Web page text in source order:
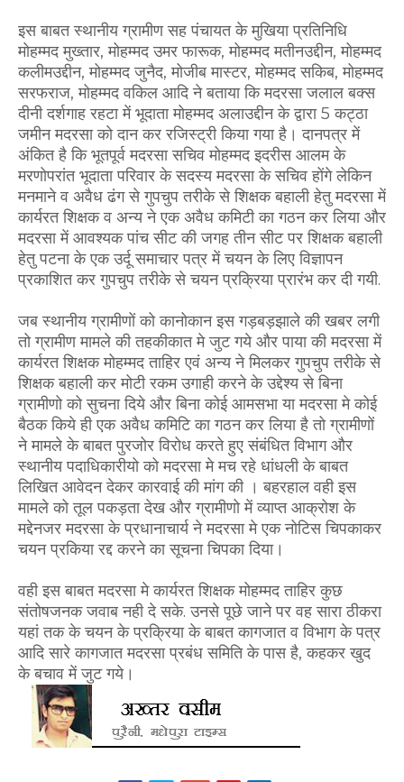
इस बाबत स्थानीय ग्रामीण सह पंचायत के मुखिया प्रतिनिधि
मोहम्मद मुख्तार, मोहम्मद उमर फारूक, मोहम्मद मतीनउद्दीन, मोहम्मद
कलीमउद्दीन, मोहम्मद जुनैद, मोजीब मास्टर, मोहम्मद सकिब, मोहम्मद
सरफराज, मोहम्मद वकिल आदि ने बताया कि मदरसा जलाल बक्स
दीनी दर्शगाह रहटा में भूदाता मोहम्मद अलाउद्दीन के द्वारा 5 कट्ठा
जमीन मदरसा को दान कर रजिस्ट्री किया गया है। दानपत्र में
अंकित है कि भूतपूर्व मदरसा सचिव मोहम्मद इदरीस आलम के
मरणोपरांत भूदाता परिवार के सदस्य मदरसा के सचिव होंगे लेकिन
मनमाने व अवैध ढंग से गुपचुप तरीके से शिक्षक बहाली हेतु मदरसा में
कार्यरत शिक्षक व अन्य ने एक अवैध कमिटी का गठन कर लिया और
मदरसा में आवश्यक पांच सीट की जगह तीन सीट पर शिक्षक बहाली
हेतु पटना के एक उर्दू समाचार पत्र में चयन के लिए विज्ञापन
प्रकाशित कर गुपचुप तरीके से चयन प्रक्रिया प्रारंभ कर दी गयी.
जब स्थानीय ग्रामीणों को कानोकान इस गड़बड़झाले की खबर लगी
तो ग्रामीण मामले की तहकीकात मे जुट गये और पाया की मदरसा में
कार्यरत शिक्षक मोहम्मद ताहिर एवं अन्य ने मिलकर गुपचुप तरीके से
शिक्षक बहाली कर मोटी रकम उगाही करने के उद्देश्य से बिना
ग्रामीणो को सुचना दिये और बिना कोई आमसभा या मदरसा मे कोई
बैठक किये ही एक अवैध कमिटि का गठन कर लिया है तो ग्रामीणों
ने मामले के बाबत पुरजोर विरोध करते हुए संबंधित विभाग और
स्थानीय पदाधिकारीयो को मदरसा मे मच रहे धांधली के बाबत
लिखित आवेदन देकर कारवाई की मांग की । बहरहाल वही इस
मामले को तूल पकड़ता देख और ग्रामीणो में व्याप्त आक्रोश के
मद्देनजर मदरसा के प्रधानाचार्य ने मदरसा मे एक नोटिस चिपकाकर
चयन प्रकिया रद्द करने का सूचना चिपका दिया।
वही इस बाबत मदरसा मे कार्यरत शिक्षक मोहम्मद ताहिर कुछ
संतोषजनक जवाब नही दे सके. उनसे पूछे जाने पर वह सारा ठीकरा
यहां तक के चयन के प्रक्रिया के बाबत कागजात व विभाग के पत्र
आदि सारे कागजात मदरसा प्रबंध समिति के पास है, कहकर खुद
के बचाव में जुट गये।